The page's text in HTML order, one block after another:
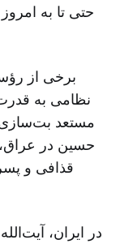
حتی تا به
برخی از
نظامی به
مستعد
حسین در
قذافی و
در ایران،